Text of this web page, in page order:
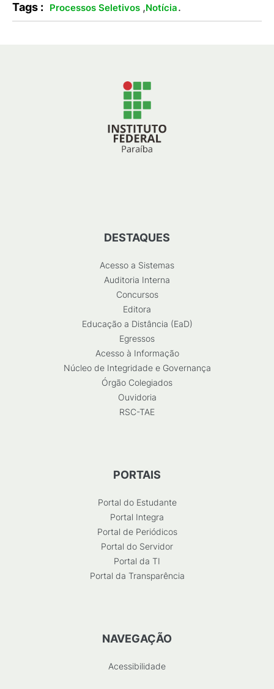
Tags : Processos Seletivos ,Notícia.
DESTAQUES
Acesso a Sistemas
Auditoria Interna
Concursos
Editora
Educação a Distância (EaD)
Egressos
Acesso à Informação
Núcleo de Integridade e Governança
Órgão Colegiados
Ouvidoria
RSC-TAE
PORTAIS
Portal do Estudante
Portal Integra
Portal de Periódicos
Portal do Servidor
Portal da TI
Portal da Transparência
NAVEGAÇÃO
Acessibilidade